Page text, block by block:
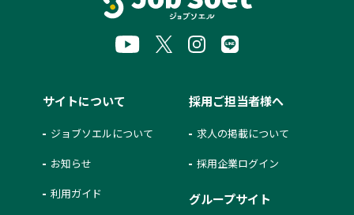
サイトについて
ジョブソエルについて
お知らせ
利用ガイド
採用ご担当者様へ
求人の掲載について
採用企業ログイン
グループサイト